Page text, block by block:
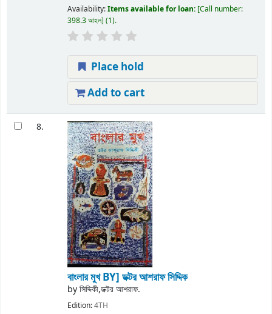
Availability:Items available for loan: Call number:
398.3 আহল (1).
Place hold
Add to cart
8.
বাংলার মুখBY] ডক্টর আশরাফ সিদ্দিক
byসিদ্দিকী,ডক্টর আশরাফ.
Edition:4TH